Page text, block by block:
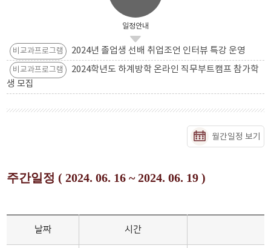
일정안내
비교과프로그램 2024년 졸업생 선배 취업조언 인터뷰 특강 운영
비교과프로그램
2024학년도 하계방학 온라인 직무부트캠프 참가학
생 모집
월간일정 보기
주간일정 ( 2024. 06. 16 ~ 2024. 06. 19 )
날짜 시간